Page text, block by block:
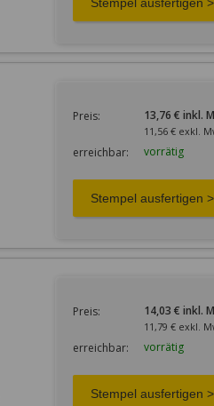
Preis: 13,76 € inkl.
11,56 € exkl.
erreichbar: vorrätig
Preis: 14,03 € inkl.
11,79 € exkl.
erreichbar: vorrätig